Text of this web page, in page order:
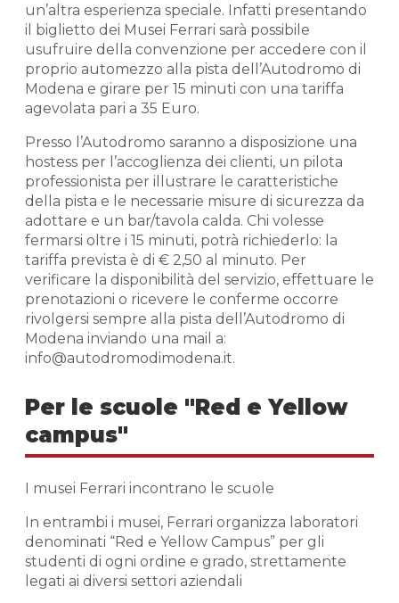
un’altra esperienza speciale. Infatti presentando
il biglietto dei Musei Ferrari sarà possibile
usufruire della convenzione per accedere con il
proprio automezzo alla pista dell’Autodromo di
Modena e girare per 15 minuti con una tariffa
agevolata pari a 35 Euro.
Presso l’Autodromo saranno a disposizione una
hostess per l’accoglienza dei clienti, un pilota
professionista per illustrare le caratteristiche
della pista e le necessarie misure di sicurezza da
adottare e un bar/tavola calda. Chi volesse
fermarsi oltre i 15 minuti, potrà richiederlo: la
tariffa prevista è di € 2,50 al minuto. Per
verificare la disponibilità del servizio, effettuare le
prenotazioni o ricevere le conferme occorre
rivolgersi sempre alla pista dell’Autodromo di
Modena inviando una mail a:
info@autodromodimodena.it.
Per le scuole "Red e Yellow
campus"
I musei Ferrari incontrano le scuole
In entrambi i musei, Ferrari organizza laboratori
denominati “Red e Yellow Campus” per gli
studenti di ogni ordine e grado, strettamente
legati ai diversi settori aziendali